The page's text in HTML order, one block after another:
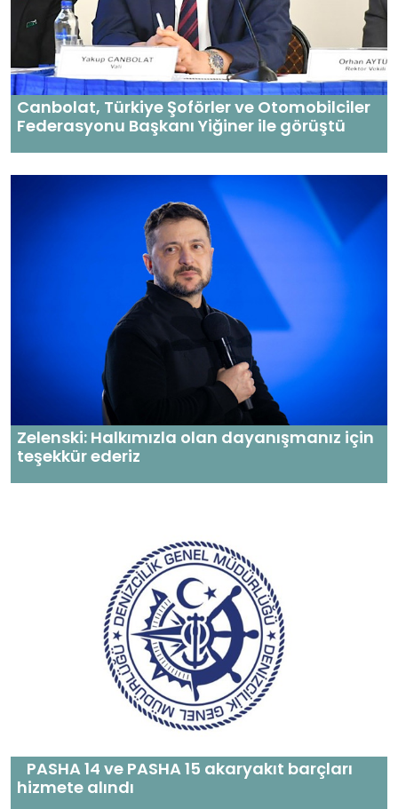
Canbolat, Türkiye Şoförler ve Otomobilciler
Federasyonu Başkanı Yiğiner ile görüştü
Zelenski: Halkımızla olan dayanışmanız için
teşekkür ederiz
PASHA 14 ve PASHA 15 akaryakıt barçları
hizmete alındı